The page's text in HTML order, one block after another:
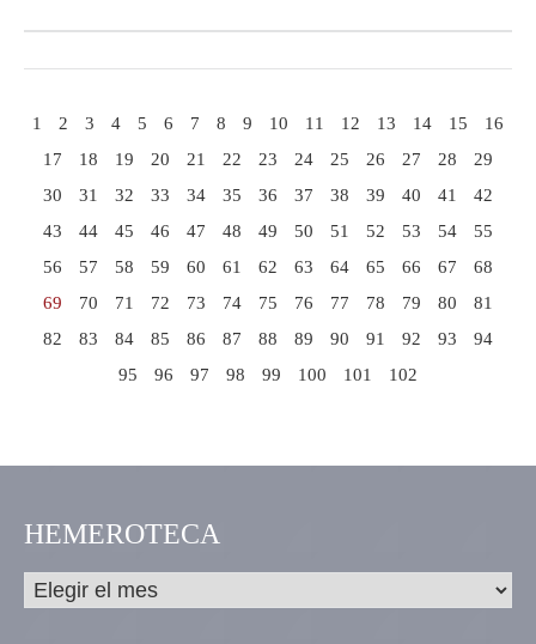
1 2 3 4 5 6 7 8 9 10 11 12 13 14 15
16
17
18 19 20 21 22 23 24 25 26 27 28
29
30
31 32 33 34 35 36 37 38 39 40 41
42
43
44 45 46 47 48 49 50 51 52 53 54
55
56
57 58 59 60 61 62 63 64 65 66 67
68
69
70 71 72 73 74 75 76 77 78 79 80
81
82
83 84 85 86 87 88 89 90 91 92 93
94
95
96 97 98 99 100 101 102
HEMEROTECA